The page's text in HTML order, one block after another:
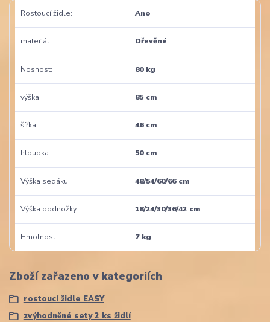
Rostoucí židle Ano
materiál Dřevěné
Nosnost 80 kg
výška 85 cm
šířka 46 cm
hloubka 50 cm
Výška sedáku 48/54/60/66 cm
Výška podnožky 18/24/30/36/42 cm
Hmotnost 7 kg
Zboží zařazeno v kategoriích
rostoucí židle EASY
zvýhodněné sety 2 ks židlí